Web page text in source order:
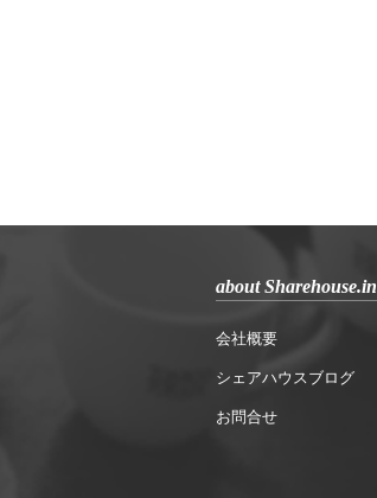
about Sharehouse.in
会社概要
シェアハウスブログ
お問合せ